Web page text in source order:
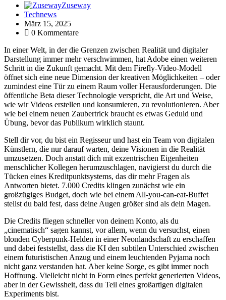
Zuseway
Technews
März 15, 2025
0 Kommentare
In einer Welt, in der die Grenzen zwischen Realität und digitaler
Darstellung immer mehr verschwimmen, hat Adobe einen weiteren
Schritt in die Zukunft gemacht. Mit dem Firefly-Video-Modell
öffnet sich eine neue Dimension der kreativen Möglichkeiten – oder
zumindest eine Tür zu einem Raum voller Herausforderungen. Die
öffentliche Beta dieser Technologie verspricht, die Art und Weise,
wie wir Videos erstellen und konsumieren, zu revolutionieren. Aber
wie bei einem neuen Zaubertrick braucht es etwas Geduld und
Übung, bevor das Publikum wirklich staunt.
Stell dir vor, du bist ein Regisseur und hast ein Team von digitalen
Künstlern, die nur darauf warten, deine Visionen in die Realität
umzusetzen. Doch anstatt dich mit exzentrischen Eigenheiten
menschlicher Kollegen herumzuschlagen, navigierst du durch die
Tücken eines Kreditpunktsystems, das dir mehr Fragen als
Antworten bietet. 7.000 Credits klingen zunächst wie ein
großzügiges Budget, doch wie bei einem All-you-can-eat-Buffet
stellst du bald fest, dass deine Augen größer sind als dein Magen.
Die Credits fliegen schneller von deinem Konto, als du
„cinematisch“ sagen kannst, vor allem, wenn du versuchst, einen
blonden Cyberpunk-Helden in einer Neonlandschaft zu erschaffen
und dabei feststellst, dass die KI den subtilen Unterschied zwischen
einem futuristischen Anzug und einem leuchtenden Pyjama noch
nicht ganz verstanden hat. Aber keine Sorge, es gibt immer noch
Hoffnung. Vielleicht nicht in Form eines perfekt generierten Videos,
aber in der Gewissheit, dass du Teil eines großartigen digitalen
Experiments bist.